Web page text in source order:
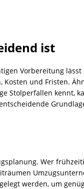
ist
Vorbereitung lässt
und Fristen.
Stolperfallen kennt,
Wer
werden, um